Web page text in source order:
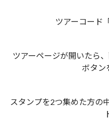
ツアーコード
ツアーページが開いたら
ボタン
スタンプを2つ集めた方の